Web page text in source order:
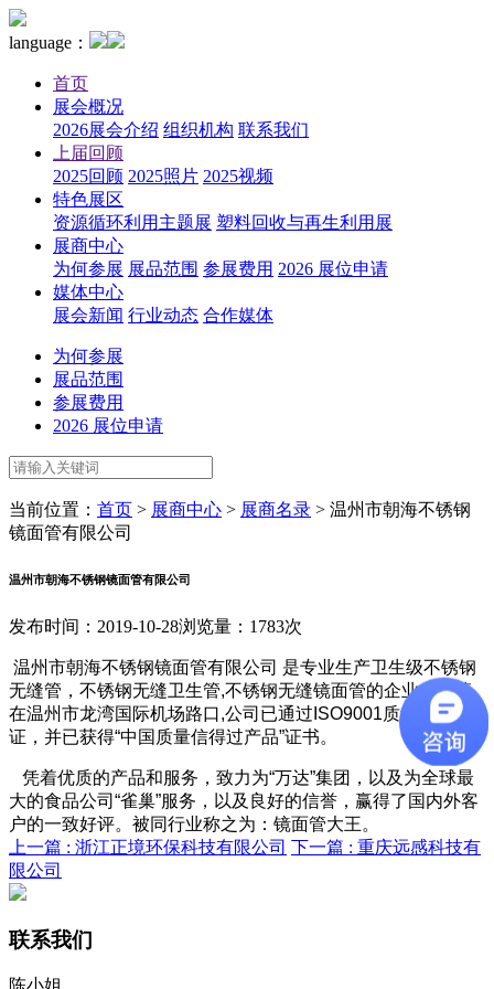
language：
首页
展会概况
2026展会介绍 组织机构 联系我们
上届回顾
2025回顾 2025照片 2025视频
特色展区
资源循环利用主题展 塑料回收与再生利用展
展商中心
为何参展 展品范围 参展费用 2026 展位申请
媒体中心
展会新闻 行业动态 合作媒体
为何参展
展品范围
参展费用
2026 展位申请
当前位置： 首页 > 展商中心 > 展商名录 > 温州市朝海不锈钢
镜面管有限公司
温州市朝海不锈钢镜面管有限公司
发布时间：2019-10-28浏览量：1783次
温州市朝海不锈钢镜面管有限公司 是专业生产卫生级不锈钢
无缝管，不锈钢无缝卫生管,不锈钢无缝镜面管的企业，座落
在温州市龙湾国际机场路口,公司已通过ISO9001质量体系论
证，并已获得“中国质量信得过产品”证书。
凭着优质的产品和服务，致力为“万达”集团，以及为全球最
大的食品公司“雀巢”服务，以及良好的信誉，赢得了国内外客
户的一致好评。被同行业称之为：镜面管大王。
上一篇 : 浙江正境环保科技有限公司 下一篇 : 重庆远感科技有
限公司
联系我们